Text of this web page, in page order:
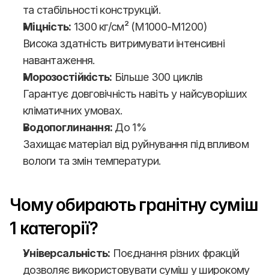
та стабільності конструкцій.
Міцність: 1300 кг/см² (М1000-М1200)
Висока здатність витримувати інтенсивні
навантаження.
Морозостійкість: Більше 300 циклів
Гарантує довговічність навіть у найсуворіших
кліматичних умовах.
Водопоглинання: До 1%
Захищає матеріал від руйнування під впливом
вологи та змін температури.
Чому обирають гранітну суміш
1 категорії?
Універсальність: Поєднання різних фракцій
дозволяє використовувати суміш у широкому